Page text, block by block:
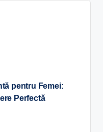
pentru Femei:
Perfectă